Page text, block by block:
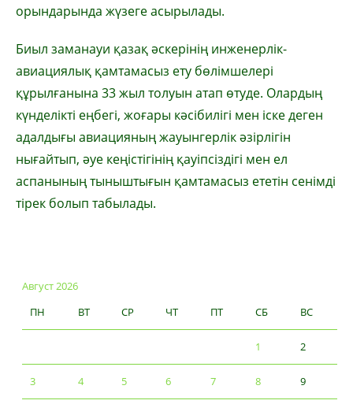
орындарында жүзеге асырылады.
Биыл заманауи қазақ әскерінің инженерлік-
авиациялық қамтамасыз ету бөлімшелері
құрылғанына 33 жыл толуын атап өтуде. Олардың
күнделікті еңбегі, жоғары кәсібилігі мен іске деген
адалдығы авиацияның жауынгерлік әзірлігін
нығайтып, әуе кеңістігінің қауіпсіздігі мен ел
аспанының тыныштығын қамтамасыз ететін сенімді
тірек болып табылады.
Август 2026
ПН
ВТ СР ЧТ ПТ СБ ВС
1 2
3 4 5 6 7 8 9